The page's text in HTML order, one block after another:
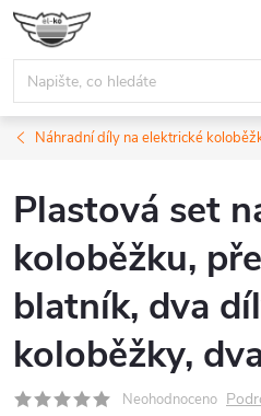
Přejít
obsah
Náhradní díly na elektrické
Plastová set
koloběžku,
blatník, dva
koloběžky,
Neohodnoceno